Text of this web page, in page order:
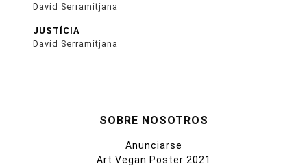
David Serramitjana
JUSTÍCIA
David Serramitjana
SOBRE NOSOTROS
Anunciarse
Art Vegan Poster 2021